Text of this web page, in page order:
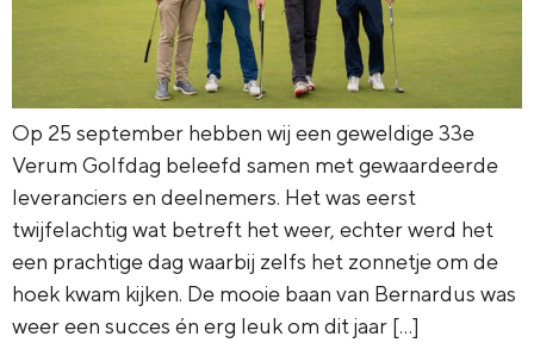
Op 25 september hebben wij een geweldige 33e
Verum Golfdag beleefd samen met gewaardeerde
leveranciers en deelnemers. Het was eerst
twijfelachtig wat betreft het weer, echter werd het
een prachtige dag waarbij zelfs het zonnetje om de
hoek kwam kijken. De mooie baan van Bernardus was
weer een succes én erg leuk om dit jaar […]